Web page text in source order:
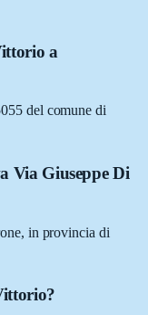
a
del comune di
Via Giuseppe Di
in provincia di